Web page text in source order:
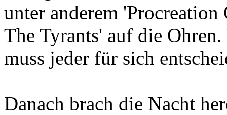
unter anderem
The Tyrants' auf die
muss jeder für sich
Danach brach die Nacht